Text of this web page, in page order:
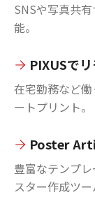
SNSや写真共
能。
PIXUSで
在宅勤務など
ートプリント。
Poster
豊富なテンプ
スター作成ツー